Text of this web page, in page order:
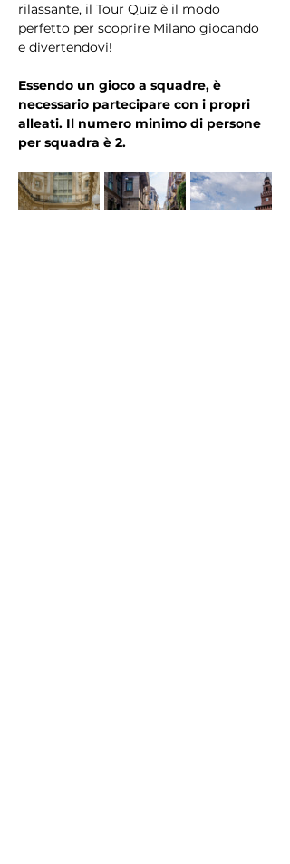
rilassante, il Tour Quiz è il modo
perfetto per scoprire Milano giocando
e divertendovi!
Essendo un gioco a squadre, è
necessario partecipare con i propri
alleati. Il numero minimo di persone
per squadra è 2.